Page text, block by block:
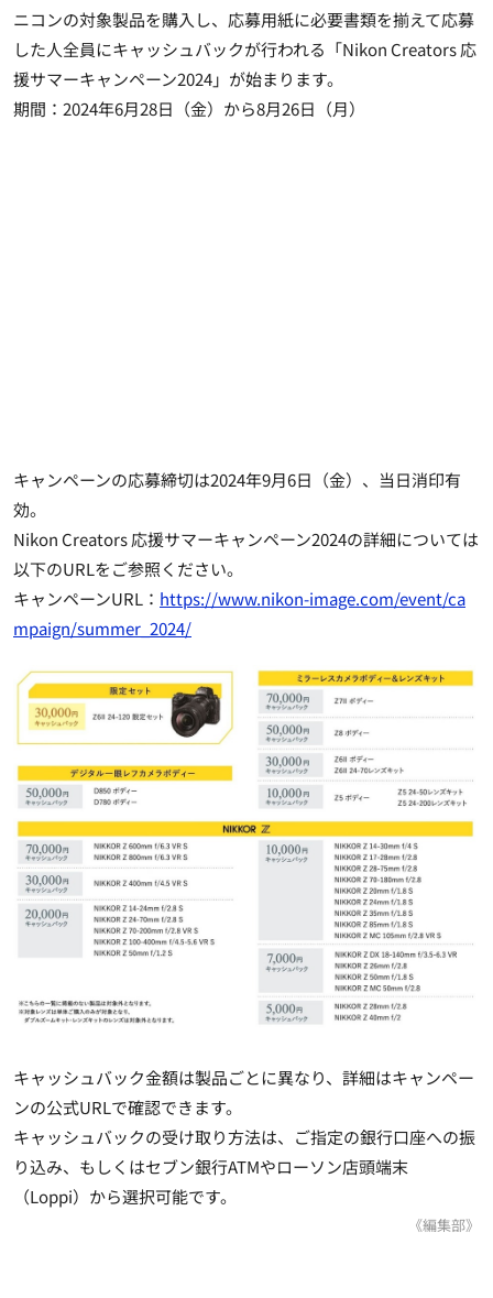
ニコンの対象製品を購入し、応募用紙に必要書類を揃えて応募
した人全員にキャッシュバックが行われる「Nikon Creators 応
援サマーキャンペーン2024」が始まります。
期間：2024年6月28日（金）から8月26日（月）
キャンペーンの応募締切は2024年9月6日（金）、当日消印有
効。
Nikon Creators 応援サマーキャンペーン2024の詳細については
以下のURLをご参照ください。
キャンペーンURL： https://www.nikon-image.com/event/ca
mpaign/summer_2024/
キャッシュバック金額は製品ごとに異なり、詳細はキャンペー
ンの公式URLで確認できます。
キャッシュバックの受け取り方法は、ご指定の銀行口座への振
り込み、もしくはセブン銀行ATMやローソン店頭端末
（Loppi）から選択可能です。
《編集部》